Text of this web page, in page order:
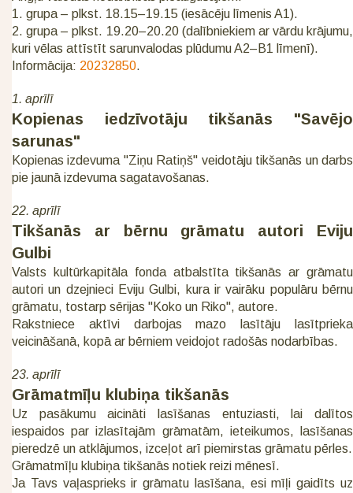
1. grupa – plkst. 18.15–19.15 (iesācēju līmenis A1).
2. grupa – plkst. 19.20–20.20 (dalībniekiem ar vārdu krājumu,
kuri vēlas attīstīt sarunvalodas plūdumu A2–B1 līmenī).
Informācija: 20232850.
1. aprīlī
Kopienas iedzīvotāju tikšanās "Savējo
sarunas"
Kopienas izdevuma "Ziņu Ratiņš" veidotāju tikšanās un darbs
pie jaunā izdevuma sagatavošanas.
22. aprīlī
Tikšanās ar bērnu grāmatu autori Eviju
Gulbi
Valsts kultūrkapitāla fonda atbalstīta tikšanās ar grāmatu
autori un dzejnieci Eviju Gulbi, kura ir vairāku populāru bērnu
grāmatu, tostarp sērijas "Koko un Riko", autore.
Rakstniece aktīvi darbojas mazo lasītāju lasītprieka
veicināšanā, kopā ar bērniem veidojot radošās nodarbības.
23. aprīlī
Grāmatmīļu klubiņa tikšanās
Uz pasākumu aicināti lasīšanas entuziasti, lai dalītos
iespaidos par izlasītajām grāmatām, ieteikumos, lasīšanas
pieredzē un atklājumos, izceļot arī piemirstas grāmatu pērles.
Grāmatmīļu klubiņa tikšanās notiek reizi mēnesī.
Ja Tavs vaļasprieks ir grāmatu lasīšana, esi mīļi gaidīts uz